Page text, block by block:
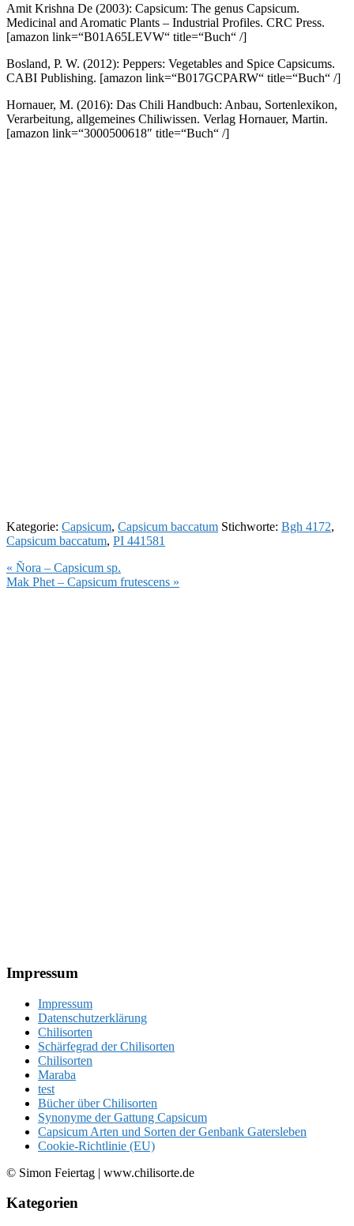
Amit Krishna De (2003): Capsicum: The genus Capsicum.
Medicinal and Aromatic Plants – Industrial Profiles. CRC Press.
[amazon link=“B01A65LEVW“ title=“Buch“ /]
Bosland, P. W. (2012): Peppers: Vegetables and Spice Capsicums.
CABI Publishing. [amazon link=“B017GCPARW“ title=“Buch“ /]
Hornauer, M. (2016): Das Chili Handbuch: Anbau, Sortenlexikon,
Verarbeitung, allgemeines Chiliwissen. Verlag Hornauer, Martin.
[amazon link=“3000500618″ title=“Buch“ /]
Kategorie: Capsicum, Capsicum baccatum Stichworte: Bgh 4172,
Capsicum baccatum, PI 441581
Vorheriger
Beitrag:
« Ñora – Capsicum sp.
Nächster
Mak Phet – Capsicum frutescens »
Footer
Impressum
Impressum
Datenschutzerklärung
Chilisorten
Schärfegrad der Chilisorten
Chilisorten
Maraba
test
Bücher über Chilisorten
Synonyme der Gattung Capsicum
Capsicum Arten und Sorten der Genbank Gatersleben
Cookie-Richtlinie (EU)
© Simon Feiertag | www.chilisorte.de
Kategorien